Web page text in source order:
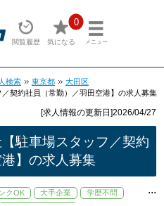
閲覧履歴
0
気になる メニュー
検索 東京都
大田区
契約社員（常勤）／羽田空港】の求人募集
[求人情報の更新日]2026/04/27
駐車場スタッフ／契約
】の求人募集
クOK 大手企業
学歴不問
...